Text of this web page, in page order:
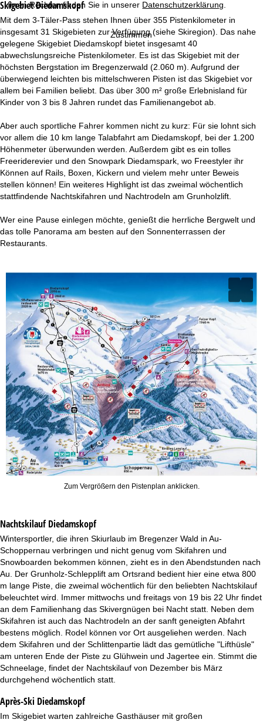
Ihren Rechten finden Sie in unserer Datenschutzerklärung
Zustimmen
SkigebietDiedamskopf
Mit dem 3-Täler-Pass stehen Ihnen über 355 Pistenkilometer in
insgesamt 31 Skigebieten zur Verfügung (siehe Skiregion). Das nahe
gelegene Skigebiet Diedamskopf bietet insgesamt 40
abwechslungsreiche Pistenkilometer. Es ist das Skigebiet mit der
höchsten Bergstation im Bregenzerwald (2.060 m). Aufgrund der
überwiegend leichten bis mittelschweren Pisten ist das Skigebiet vor
allem bei Familien beliebt. Das über 300 m² große Erlebnisland für
Kinder von 3 bis 8 Jahren rundet das Familienangebot ab.
Aber auch sportliche Fahrer kommen nicht zu kurz: Für sie lohnt sich
vor allem die 10 km lange Talabfahrt am Diedamskopf, bei der 1.200
Höhenmeter überwunden werden. Außerdem gibt es ein tolles
Freeriderevier und den Snowpark Diedamspark, wo Freestyler ihr
Können auf Rails, Boxen, Kickern und vielem mehr unter Beweis
stellen können! Ein weiteres Highlight ist das zweimal wöchentlich
stattfindende Nachtskifahren und Nachtrodeln am Grunholzlift.
Wer eine Pause einlegen möchte, genießt die herrliche Bergwelt und
das tolle Panorama am besten auf den Sonnenterrassen der
Restaurants.
Zum Vergrößern den Pistenplan anklicken.
NachtskilaufDiedamskopf
Wintersportler, die ihren Skiurlaub im Bregenzer Wald in Au-
Schoppernau verbringen und nicht genug vom Skifahren und
Snowboarden bekommen können, zieht es in den Abendstunden nach
Au. Der Grunholz-Schlepplift am Ortsrand bedient hier eine etwa 800
m lange Piste, die zweimal wöchentlich für den beliebten Nachtskilauf
beleuchtet wird. Immer mittwochs und freitags von 19 bis 22 Uhr findet
an dem Familienhang das Skivergnügen bei Nacht statt. Neben dem
Skifahren ist auch das Nachtrodeln an der sanft geneigten Abfahrt
bestens möglich. Rodel können vor Ort ausgeliehen werden. Nach
dem Skifahren und der Schlittenpartie lädt das gemütliche "Lifthüsle"
am unteren Ende der Piste zu Glühwein und Jagertee ein. Stimmt die
Schneelage, findet der Nachtskilauf von Dezember bis März
durchgehend wöchentlich statt.
Après-Ski Diedamskopf
Im Skigebiet warten zahlreiche Gasthäuser mit großen